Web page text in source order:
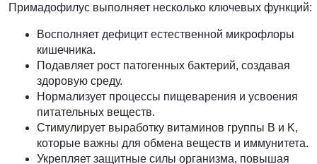
Примадофилус выполняет несколько ключевых функций:
Восполняет дефицит естественной микрофлоры
кишечника.
Подавляет рост патогенных бактерий, создавая
здоровую среду.
Нормализует процессы пищеварения и усвоения
питательных веществ.
Стимулирует выработку витаминов группы B и K,
которые важны для обмена веществ и иммунитета.
Укрепляет защитные силы организма, повышая